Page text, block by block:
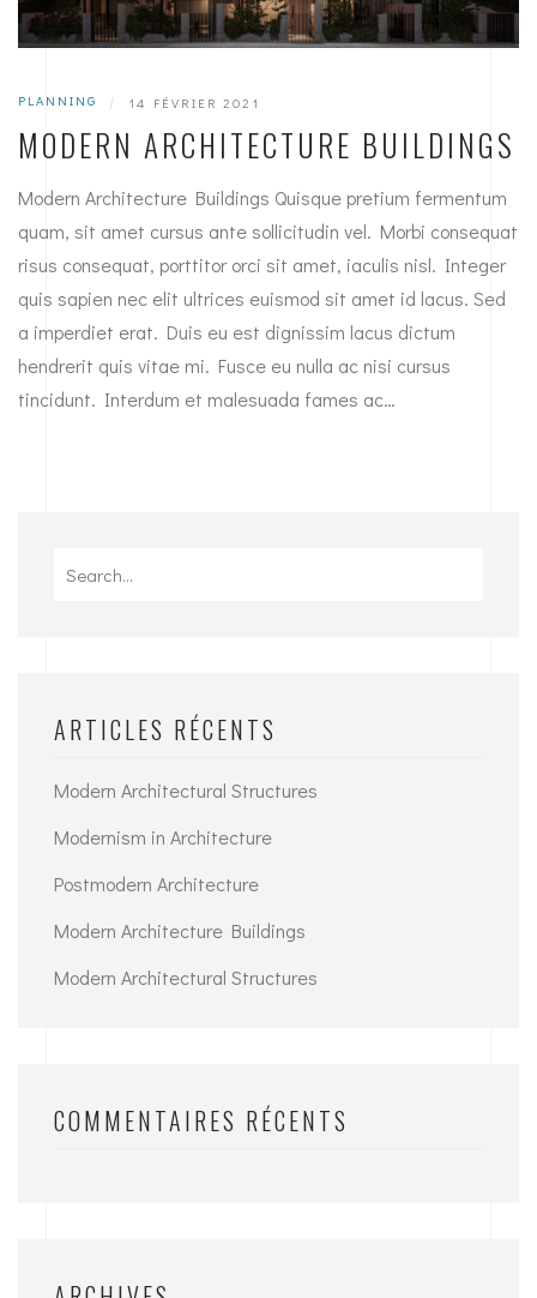
PLANNING | 14 FÉVRIER 2021
MODERN ARCHITECTURE BUILDINGS
Modern Architecture Buildings Quisque pretium fermentum
quam, sit amet cursus ante sollicitudin vel. Morbi consequat
risus consequat, porttitor orci sit amet, iaculis nisl. Integer
quis sapien nec elit ultrices euismod sit amet id lacus. Sed
a imperdiet erat. Duis eu est dignissim lacus dictum
hendrerit quis vitae mi. Fusce eu nulla ac nisi cursus
tincidunt. Interdum et malesuada fames ac…
ARTICLES RÉCENTS
Modern Architectural Structures
Modernism in Architecture
Postmodern Architecture
Modern Architecture Buildings
Modern Architectural Structures
COMMENTAIRES RÉCENTS